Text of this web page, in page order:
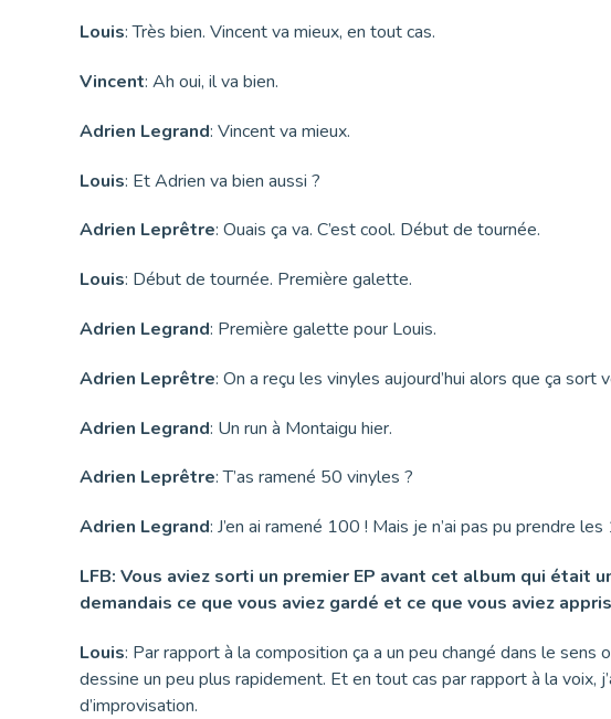
Louis: Très bien. Vincent va mieux, en tout cas.
Vincent: Ah oui, il va bien.
Adrien Legrand: Vincent va mieux.
Louis: Et Adrien va bien aussi ?
Adrien Leprêtre: Ouais ça va. C’est cool. Début de tournée.
Louis: Début de tournée. Première galette.
Adrien Legrand: Première galette pour Louis.
Adrien Leprêtre: On a reçu les vinyles aujourd’hui alors que ça
Adrien Legrand: Un run à Montaigu hier.
Adrien Leprêtre: T’as ramené 50 vinyles ?
Adrien Legrand: J’en ai ramené 100 ! Mais je n’ai pas pu prendre
LFB: Vous aviez sorti un premier EP avant cet album qui était
demandais ce que vous aviez gardé et ce que vous aviez
Louis: Par rapport à la composition ça a un peu changé dans le sens
dessine un peu plus rapidement. Et en tout cas par rapport à la voix,
d’improvisation.